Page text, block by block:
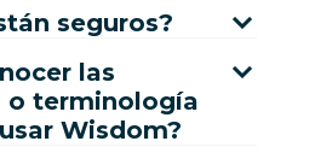
seguros?
las
o terminología
Wisdom?